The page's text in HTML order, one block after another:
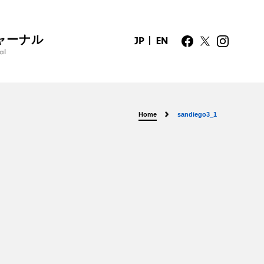
ーナル JP EN
Home sandiego3_1